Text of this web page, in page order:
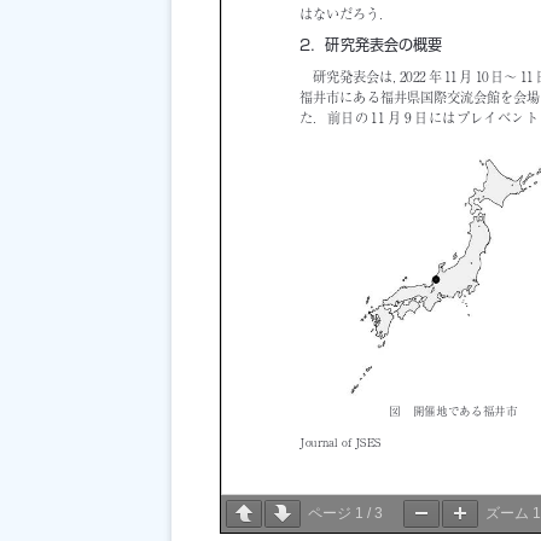
ページ 1 / 3 ズーム